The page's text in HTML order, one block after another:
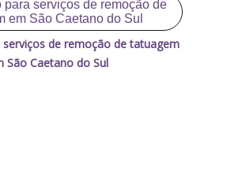
de remoção de tatuagem
São Caetano do Sul